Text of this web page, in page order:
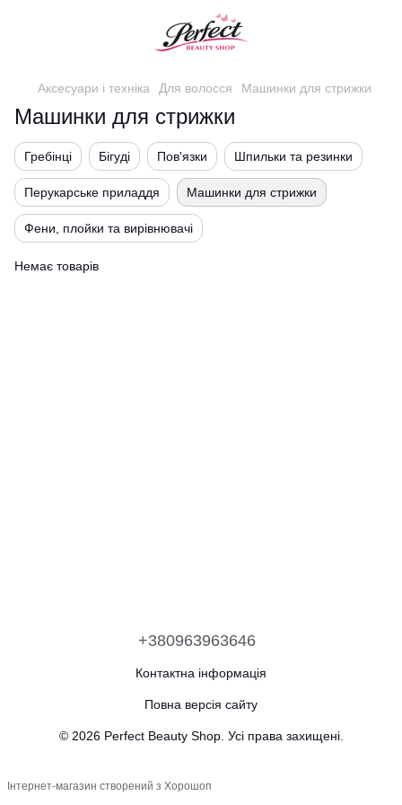
Аксесуари і техніка Для волосся Машинки для стрижки
Машинки для стрижки
Гребінці Бігуді Пов'язки Шпильки та резинки
Перукарське приладдя Машинки для стрижки
Фени, плойки та вирівнювачі
Немає товарів
+380963963646
Контактна інформація
Повна версія сайту
© 2026 Perfect Beauty Shop. Усі права захищені.
Інтернет-магазин створений з Хорошоп